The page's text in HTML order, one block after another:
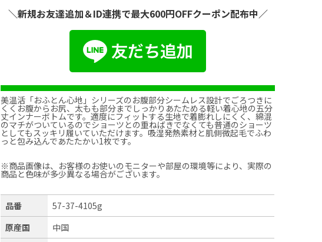
＼新規お友達追加＆ID連携で最大600円OFFクーポン配布中／
美温活「おふとん心地」シリーズのお腹部分シームレス設計でごろつきに
くくお腹からお尻、太もも部分までしっかりあたためる軽い着心地の五分
丈インナーボトムです。適度にフィットする生地で着膨れしにくく、綿混
のマチがついているのでショーツとの重ねばきでなくても普通のショーツ
としてもスッキリ履いていただけます。吸湿発熱素材と肌側微起毛でふわ
っと包み込んであたたかい1枚です。
※商品画像は、お客様のお使いのモニターや部屋の環境等により、実際の
商品と色味が多少異なる場合がございます。
品番
57-37-4105g
原産国
中国